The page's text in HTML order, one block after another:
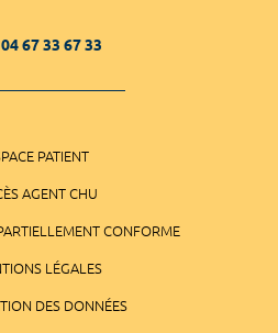
04 67 33 67 33
PATIENT
AGENT CHU
CONFORME
LÉGALES
DES DONNÉES